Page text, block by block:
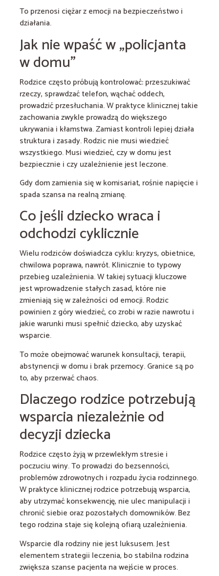
To przenosi ciężar z emocji na bezpieczeństwo i
działania.
Jak nie wpaść w „policjanta
w domu”
Rodzice często próbują kontrolować: przeszukiwać
rzeczy, sprawdzać telefon, wąchać oddech,
prowadzić przesłuchania. W praktyce klinicznej takie
zachowania zwykle prowadzą do większego
ukrywania i kłamstwa. Zamiast kontroli lepiej działa
struktura i zasady. Rodzic nie musi wiedzieć
wszystkiego. Musi wiedzieć, czy w domu jest
bezpiecznie i czy uzależnienie jest leczone.
Gdy dom zamienia się w komisariat, rośnie napięcie i
spada szansa na realną zmianę.
Co jeśli dziecko wraca i
odchodzi cyklicznie
Wielu rodziców doświadcza cyklu: kryzys, obietnice,
chwilowa poprawa, nawrót. Klinicznie to typowy
przebieg uzależnienia. W takiej sytuacji kluczowe
jest wprowadzenie stałych zasad, które nie
zmieniają się w zależności od emocji. Rodzic
powinien z góry wiedzieć, co zrobi w razie nawrotu i
jakie warunki musi spełnić dziecko, aby uzyskać
wsparcie.
To może obejmować warunek konsultacji, terapii,
abstynencji w domu i brak przemocy. Granice są po
to, aby przerwać chaos.
Dlaczego rodzice potrzebują
wsparcia niezależnie od
decyzji dziecka
Rodzice często żyją w przewlekłym stresie i
poczuciu winy. To prowadzi do bezsenności,
problemów zdrowotnych i rozpadu życia rodzinnego.
W praktyce klinicznej rodzice potrzebują wsparcia,
aby utrzymać konsekwencję, nie ulec manipulacji i
chronić siebie oraz pozostałych domowników. Bez
tego rodzina staje się kolejną ofiarą uzależnienia.
Wsparcie dla rodziny nie jest luksusem. Jest
elementem strategii leczenia, bo stabilna rodzina
zwiększa szanse pacjenta na wejście w proces.